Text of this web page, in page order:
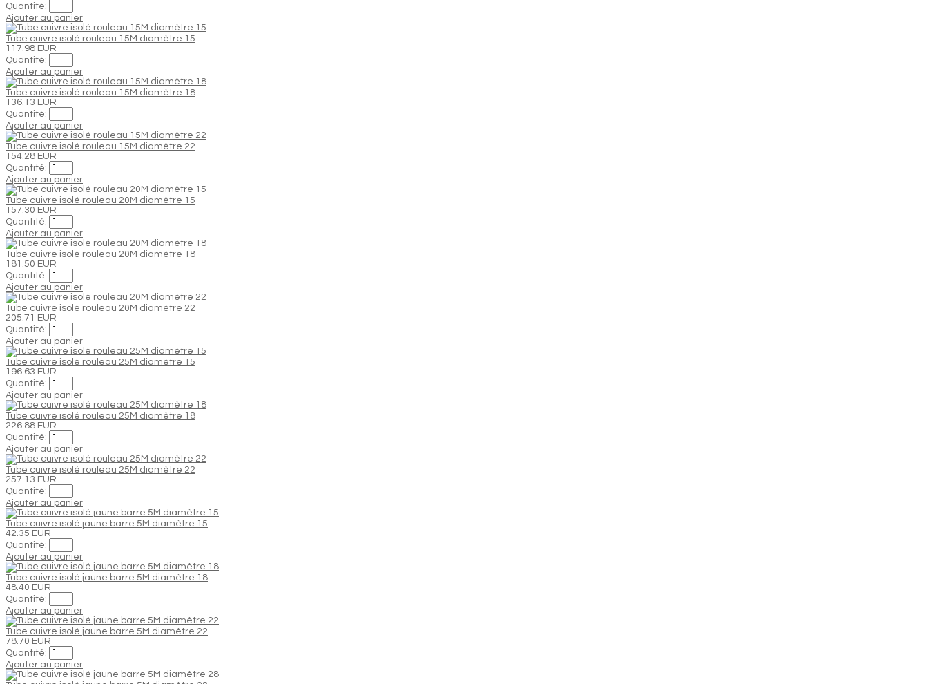
Quantité:
Ajouter au panier
Tube cuivre isolé rouleau 15M diamètre 15
117.98 EUR
Quantité:
Ajouter au panier
Tube cuivre isolé rouleau 15M diamètre 18
136.13 EUR
Quantité:
Ajouter au panier
Tube cuivre isolé rouleau 15M diamètre 22
154.28 EUR
Quantité:
Ajouter au panier
Tube cuivre isolé rouleau 20M diamètre 15
157.30 EUR
Quantité:
Ajouter au panier
Tube cuivre isolé rouleau 20M diamètre 18
181.50 EUR
Quantité:
Ajouter au panier
Tube cuivre isolé rouleau 20M diamètre 22
205.71 EUR
Quantité:
Ajouter au panier
Tube cuivre isolé rouleau 25M diamètre 15
196.63 EUR
Quantité:
Ajouter au panier
Tube cuivre isolé rouleau 25M diamètre 18
226.88 EUR
Quantité:
Ajouter au panier
Tube cuivre isolé rouleau 25M diamètre 22
257.13 EUR
Quantité:
Ajouter au panier
Tube cuivre isolé jaune barre 5M diamètre 15
42.35 EUR
Quantité:
Ajouter au panier
Tube cuivre isolé jaune barre 5M diamètre 18
48.40 EUR
Quantité:
Ajouter au panier
Tube cuivre isolé jaune barre 5M diamètre 22
78.70 EUR
Quantité:
Ajouter au panier